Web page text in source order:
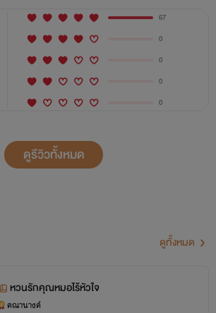
ยเรียน และถูกพ่อของลูกตราหน้าว่าท้องกับ
สาวจน‘หนูไอติม’อายุครบห้าขวบ
แรง ถึงขั้นหมดสติล้มลงต่อหน้าเขา!
ผู้หญิงมากรักไปให้หมดใจ ทว่าเมื่อได้เธอ
67
0
0
0
0
ดูรีวิวทั้งหมด
ดูทั้งหมด
หวนรักคุณหมอไร้หัวใจ
คณานางค์